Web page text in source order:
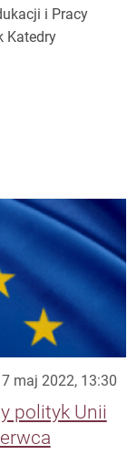
i Pracy
Katedry
maj 2022, 13:30
polityk Unii